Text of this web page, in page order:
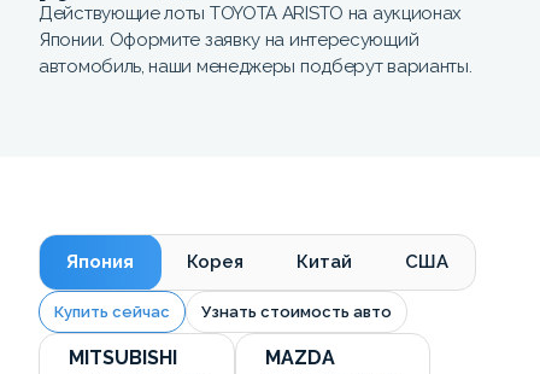
Действующие лоты TOYOTA ARISTO на аукционах
Японии. Оформите заявку на интересующий
автомобиль, наши менеджеры подберут варианты.
Япония Корея Китай США
Купить сейчас Узнать стоимость авто
MITSUBISHI MAZDA